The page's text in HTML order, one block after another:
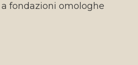
fondazioni omologhe